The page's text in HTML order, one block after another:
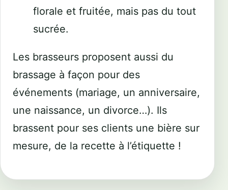
florale et fruitée, mais pas du tout
sucrée.
Les brasseurs proposent aussi du
brassage à façon pour des
événements (mariage, un anniversaire,
une naissance, un divorce…). Ils
brassent pour ses clients une bière sur
mesure, de la recette à l’étiquette !